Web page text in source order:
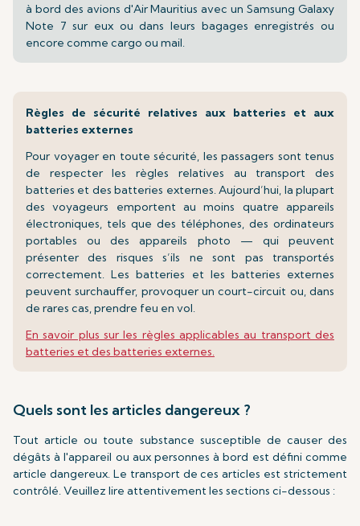
à bord des avions d'Air Mauritius avec un Samsung Galaxy
Note 7 sur eux ou dans leurs bagages enregistrés ou
encore comme cargo ou mail.
Règles de sécurité relatives aux batteries et aux
batteries externes
Pour voyager en toute sécurité, les passagers sont tenus
de respecter les règles relatives au transport des
batteries et des batteries externes. Aujourd’hui, la plupart
des voyageurs emportent au moins quatre appareils
électroniques, tels que des téléphones, des ordinateurs
portables ou des appareils photo — qui peuvent
présenter des risques s’ils ne sont pas transportés
correctement. Les batteries et les batteries externes
peuvent surchauffer, provoquer un court-circuit ou, dans
de rares cas, prendre feu en vol.
En savoir plus sur les règles applicables au transport des
batteries et des batteries externes.
Quels sont les articles dangereux ?
Tout article ou toute substance susceptible de causer des
dégâts à l'appareil ou aux personnes à bord est défini comme
article dangereux. Le transport de ces articles est strictement
contrôlé. Veuillez lire attentivement les sections ci-dessous :